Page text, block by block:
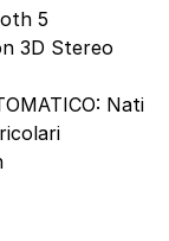
5
3D Stereo
Nati